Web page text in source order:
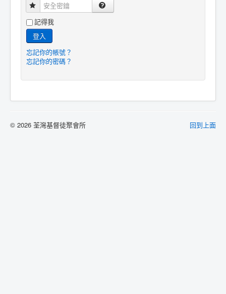
安全密鑰
記得我
登入
忘記你的帳號？
忘記你的密碼？
回到上面
© 2026 荃灣基督徒聚會所